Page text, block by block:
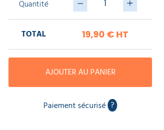
Quantité
TOTAL 19,90 € HT
AJOUTER AU PANIER
Paiement sécurisé ?